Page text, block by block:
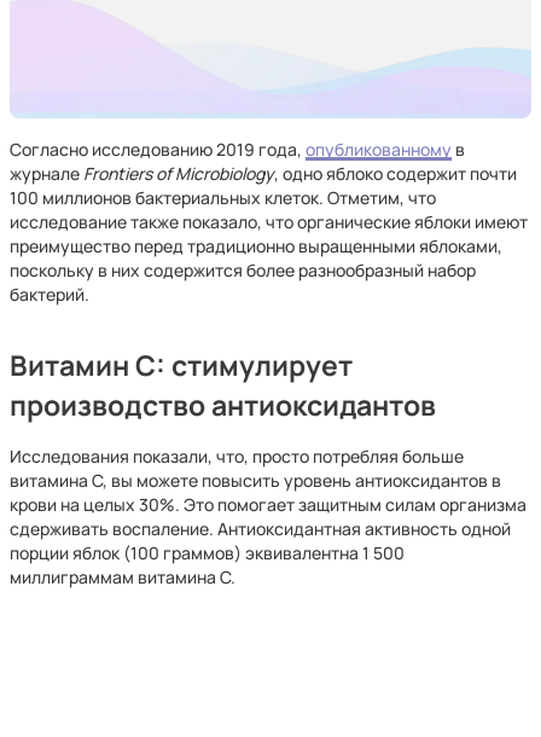
Согласно исследованию 2019 года, опубликованному в
журнале Frontiers of Microbiology, одно яблоко содержит почти
100 миллионов бактериальных клеток. Отметим, что
исследование также показало, что органические яблоки имеют
преимущество перед традиционно выращенными яблоками,
поскольку в них содержится более разнообразный набор
бактерий.
Витамин С: стимулирует
производство антиоксидантов
Исследования показали, что, просто потребляя больше
витамина С, вы можете повысить уровень антиоксидантов в
крови на целых 30%. Это помогает защитным силам организма
сдерживать воспаление. Антиоксидантная активность одной
порции яблок (100 граммов) эквивалентна 1 500
миллиграммам витамина С.